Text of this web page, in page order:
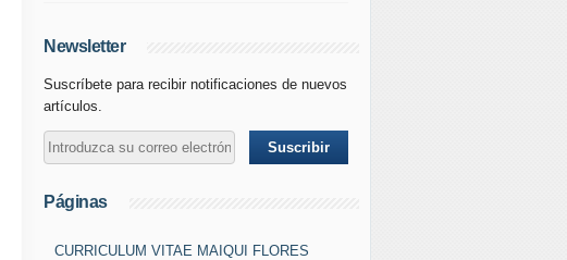
Newsletter
Suscríbete para recibir notificaciones de nuevos
artículos.
Páginas
CURRICULUM VITAE MAIQUI FLORES